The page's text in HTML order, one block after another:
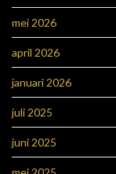
mei 2026
april 2026
januari 2026
juli 2025
juni 2025